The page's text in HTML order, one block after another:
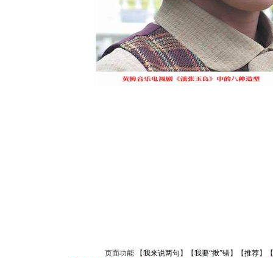
页面功能 【我来说两句 】【我要“揪”错】【推荐】